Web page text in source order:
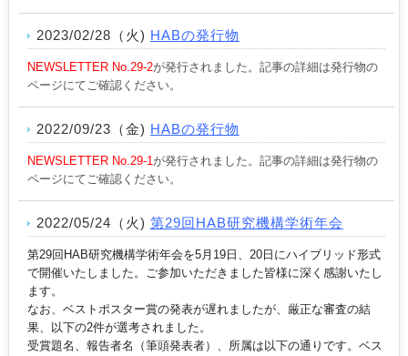
2023/02/28（火) HABの発行物
NEWSLETTER No.29-2が発行されました。記事の詳細は発行物の
ページにてご確認ください。
2022/09/23（金) HABの発行物
NEWSLETTER No.29-1が発行されました。記事の詳細は発行物の
ページにてご確認ください。
2022/05/24（火) 第29回HAB研究機構学術年会
第29回HAB研究機構学術年会を5月19日、20日にハイブリッド形式
で開催いたしました。ご参加いただきました皆様に深く感謝いたし
ます。
なお、ベストポスター賞の発表が遅れましたが、厳正な審査の結
果、以下の2件が選考されました。
受賞題名、報告者名（筆頭発表者）、所属は以下の通りです。ベス